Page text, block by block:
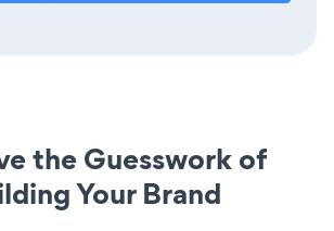
the Guesswork of
Your Brand